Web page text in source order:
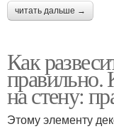
читать дальше →
Как
правильно.
на стену:
Этому элементу